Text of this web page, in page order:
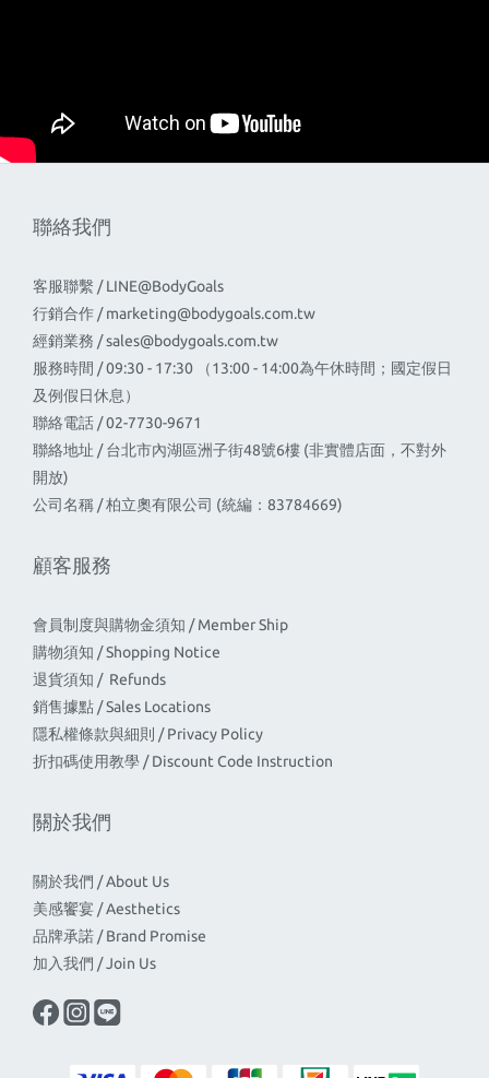
聯絡我們
客服聯繫 / LINE@BodyGoals
行銷合作 /marketing@bodygoals.com.tw
經銷業務 /sales@bodygoals.com.tw
服務時間 / 09:30 - 17:30 （13:00 - 14:00為午休時間；國定假日
及例假日休息）
聯絡電話 / 02-7730-9671
聯絡地址 / 台北市內湖區洲子街48號6樓 (非實體店面，不對外
開放)
公司名稱 / 柏立奧有限公司 (統編：83784669)
顧客服務
會員制度與購物金須知 / Member Ship
購物須知 / Shopping Notice
退貨須知 / Refunds
銷售據點 / Sales Locations
隱私權條款與細則 / Privacy Policy
折扣碼使用教學 / Discount Code Instruction
關於我們
關於我們 / About Us
美感饗宴 / Aesthetics
品牌承諾 / Brand Promise
加入我們 / Join Us